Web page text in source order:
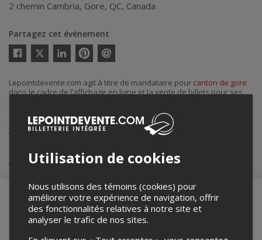
2 chemin Cambria, Gore, QC, Canada
Partagez cet événement
Twitter
courriel
Lepointdevente.com agit à titre de mandataire pour canton de gore
dans le cadre de l’affichage en ligne et la vente de billets pour ses
Pour plus d’information à propos de cet événement, veuillez
contacter l’organisateur de l’événement,canton de gore
jboyer@cantondegore.qc.ca
Achat de billets
Merci de confirmer que vous n'êtes pas un
robot ci-bas.
Utilisation de cookies
Nous utilisons des témoins (cookies) pour
améliorer votre expérience de navigation, offrir
des fonctionnalités relatives à notre site et
analyser le trafic de nos sites.